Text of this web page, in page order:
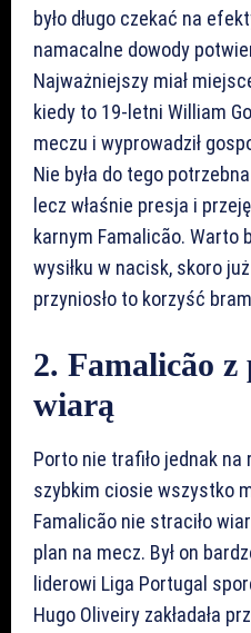
było długo czekać na
namacalne dowody
Najważniejszy miał
kiedy to 19-letni William
meczu i wyprowadził
Nie była do tego
lecz właśnie presja i
karnym Famalicão. Warto
wysiłku w nacisk, skoro
przyniosło to korzyść
2. Famalicão z
wiarą
Porto nie trafiło jednak
szybkim ciosie wszystko
Famalicão nie straciło
plan na mecz. Był on
liderowi Liga Portugal
Hugo Oliveiry zakładała